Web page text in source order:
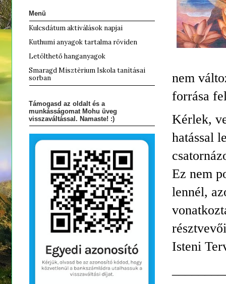
nem
forrása
Kérlek,
hatással
Ez nem
lennél,
Isteni
Menü
Kulcsdátum aktiválások napjai
Kuthumi anyagok tartalma röviden
Letölthető hanganyagok
Smaragd Misztèrium Iskola tanìtásai
sorban
Támogasd az oldalt és a
munkásságomat Mohu üveg
visszaváltással. Namaste! :)